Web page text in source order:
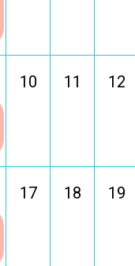
10 11 12
17 18 19